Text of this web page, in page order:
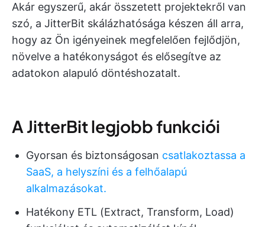
Akár egyszerű, akár összetett projektekről van
szó, a JitterBit skálázhatósága készen áll arra,
hogy az Ön igényeinek megfelelően fejlődjön,
növelve a hatékonyságot és elősegítve az
adatokon alapuló döntéshozatalt.
A JitterBit legjobb funkciói
Gyorsan és biztonságosan csatlakoztassa a
SaaS, a helyszíni és a felhőalapú
alkalmazásokat.
Hatékony ETL (Extract, Transform, Load)